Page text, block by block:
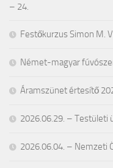
– 24.
Festőkurzus Simon M.
Német-magyar
Áramszünet értesítő
2026.06.29. – Testületi
2026.06.04. – Nemzeti